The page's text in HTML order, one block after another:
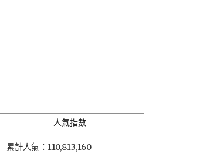
人氣指數
累計人氣： 110,813,160